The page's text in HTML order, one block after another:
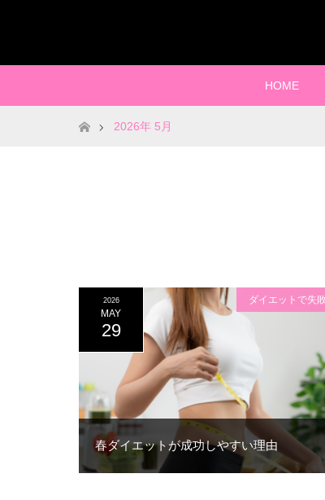
HOME
ホーム2026年 5月
春ダイエットが成功しやすい理由
2026
MAY
29
ダイエットで失